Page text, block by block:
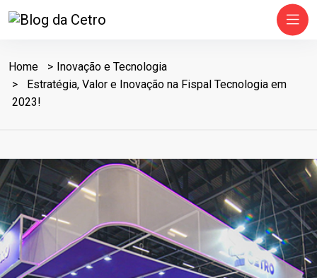
Home
Inovação e Tecnologia
Estratégia, Valor e Inovação na Fispal Tecnologia em
2023!